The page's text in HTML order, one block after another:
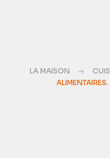
LA MAISON